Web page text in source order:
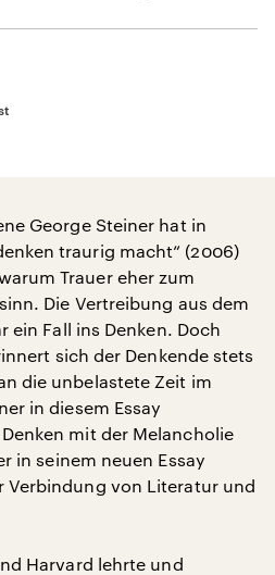
George Steiner hat in
traurig macht“ (2006)
Trauer eher zum
Die Vertreibung aus dem
ein Fall ins Denken. Doch
sich der Denkende stets
die unbelastete Zeit im
in diesem Essay
mit der Melancholie
in seinem neuen Essay
Verbindung von Literatur und
Harvard lehrte und